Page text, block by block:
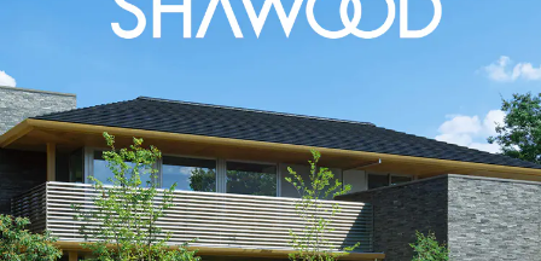
展示場・土地をさが
を見つける
構法・性能を知る
永く住むためのサポ
ート
構法（木造・鉄骨）を知る
鉄骨（3・4階建て）
シャーウッド（木造1~3階建
て）